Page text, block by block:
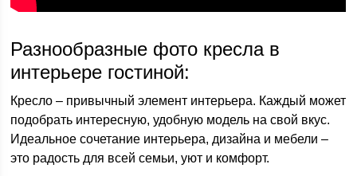
Разнообразные фото кресла в
интерьере гостиной:
Кресло – привычный элемент интерьера. Каждый может
подобрать интересную, удобную модель на свой вкус.
Идеальное сочетание интерьера, дизайна и мебели –
это радость для всей семьи, уют и комфорт.